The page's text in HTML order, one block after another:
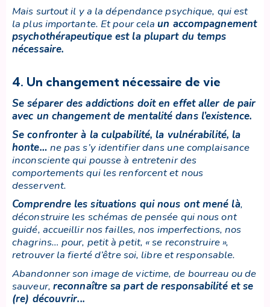
Mais surtout il y a la dépendance psychique, qui est
la plus importante. Et pour celaun accompagnement
psychothérapeutique est la plupart du temps
nécessaire.
4. Un changement nécessaire de vie
Se séparer des addictions doit en effet aller de pair
avec un changement de mentalité dans l’existence.
Se confronter à la culpabilité, la vulnérabilité, la
honte… ne pas s’y identifier dans une complaisance
inconsciente qui pousse à entretenir des
comportements qui les renforcent et nous
desservent.
Comprendre les situations qui nous ont mené là,
déconstruire les schémas de pensée qui nous ont
guidé, accueillir nos failles, nos imperfections, nos
chagrins… pour, petit à petit, « se reconstruire »,
retrouver la fierté d’être soi, libre et responsable.
Abandonner son image de victime, de bourreau ou de
sauveur, reconnaître sa part de responsabilité et se
(re) découvrir...